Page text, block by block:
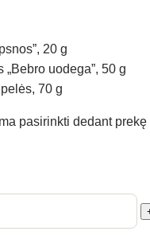
20 g
uodega”, 50 g
70 g
pasirinkti dedant prekę